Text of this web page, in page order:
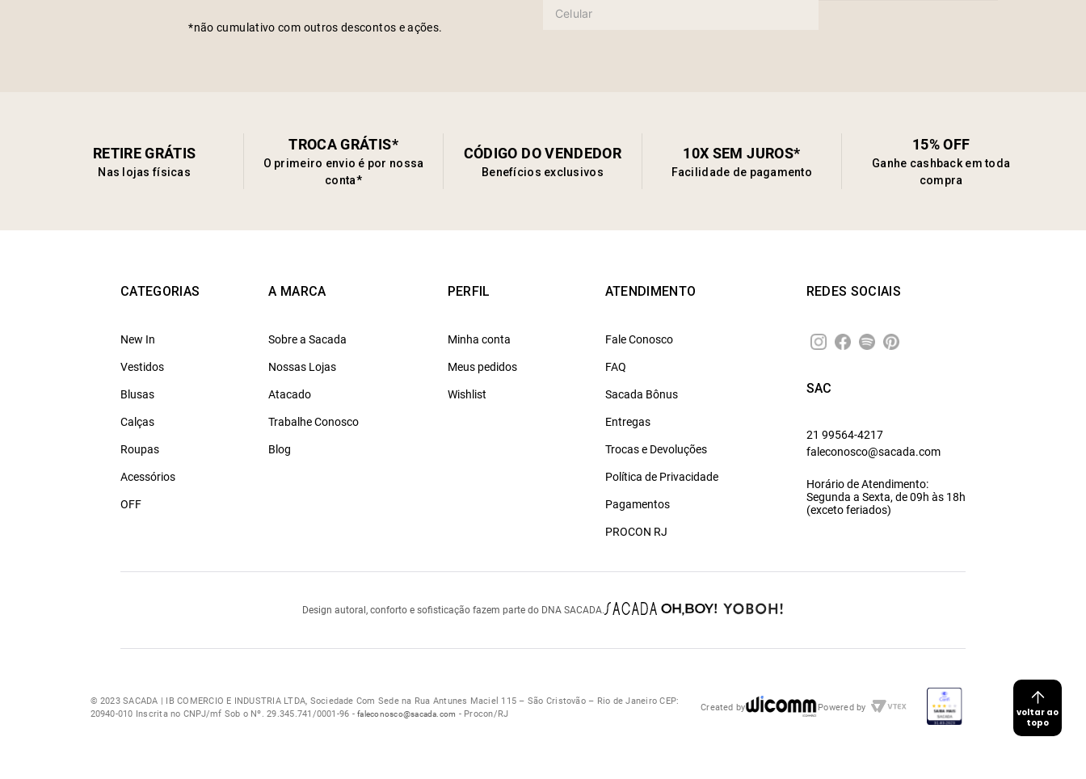
voltar ao
topo
*não cumulativo com outros descontos e ações.
RETIRE GRÁTIS
Nas lojas físicas
TROCA GRÁTIS*
O primeiro envio é por nossa
conta*
CÓDIGO DO VENDEDOR
Benefícios exclusivos
10X SEM JUROS*
Facilidade de pagamento
15% OFF
Ganhe cashback em toda
compra
CATEGORIAS
New In
Vestidos
Blusas
Calças
Roupas
Acessórios
OFF
A MARCA
Sobre a Sacada
Nossas Lojas
Atacado
Trabalhe Conosco
Blog
PERFIL
Minha conta
Meus pedidos
Wishlist
ATENDIMENTO
Fale Conosco
FAQ
Sacada Bônus
Entregas
Trocas e Devoluções
Política de Privacidade
Pagamentos
PROCON RJ
REDES SOCIAIS
SAC
21 99564-4217
faleconosco@sacada.com
Horário de Atendimento:
Segunda a Sexta, de 09h às 18h
(exceto feriados)
Design autoral, conforto e sofisticação fazem parte do DNA SACADA.
© 2023 SACADA | IB COMERCIO E INDUSTRIA LTDA, Sociedade Com Sede na Rua Antunes Maciel 115 – São Cristovão – Rio de Janeiro CEP:
20940-010 Inscrita no CNPJ/mf Sob o Nº. 29.345.741/0001-96 -faleconosco@sacada.com - Procon/RJ
Created by Powered by